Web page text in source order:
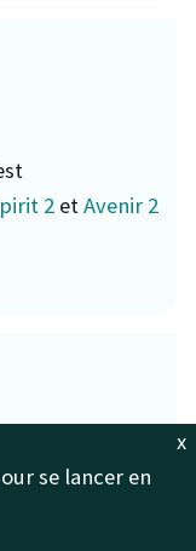
2 et Avenir 2
vie
x
se lancer en